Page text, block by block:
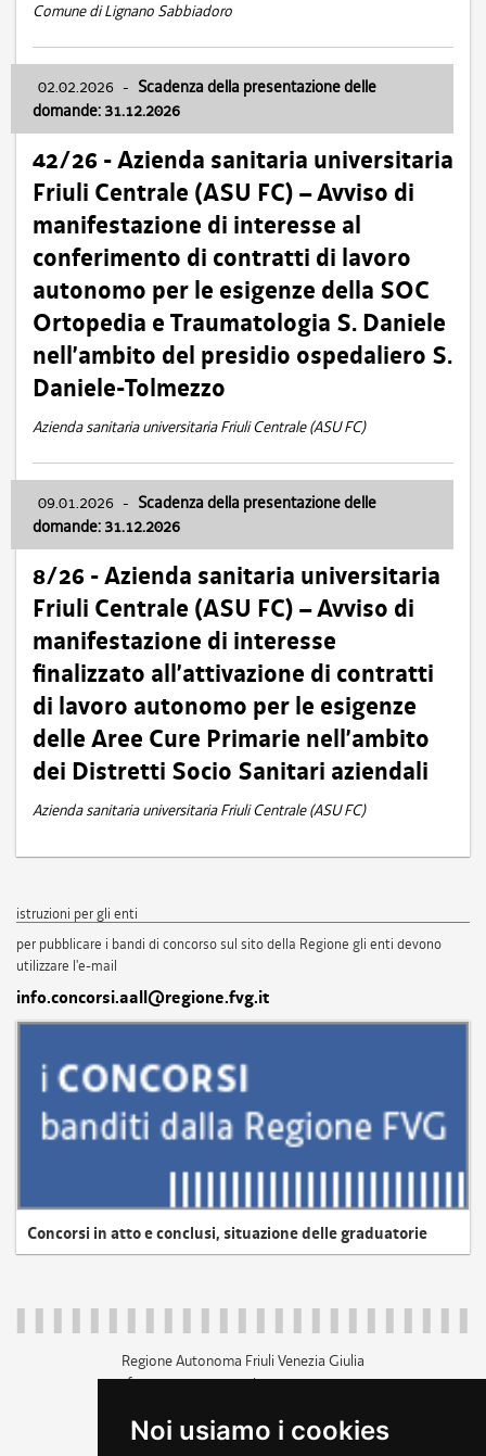
Noi usiamo i cookies
Comune di Lignano Sabbiadoro
02.02.2026 - Scadenza della presentazione delle
domande: 31.12.2026
42/26 - Azienda sanitaria universitaria
Friuli Centrale (ASU FC) – Avviso di
manifestazione di interesse al
conferimento di contratti di lavoro
autonomo per le esigenze della SOC
Ortopedia e Traumatologia S. Daniele
nell’ambito del presidio ospedaliero S.
Daniele-Tolmezzo
Azienda sanitaria universitaria Friuli Centrale (ASU FC)
09.01.2026 - Scadenza della presentazione delle
domande: 31.12.2026
8/26 - Azienda sanitaria universitaria
Friuli Centrale (ASU FC) – Avviso di
manifestazione di interesse
finalizzato all’attivazione di contratti
di lavoro autonomo per le esigenze
delle Aree Cure Primarie nell’ambito
dei Distretti Socio Sanitari aziendali
Azienda sanitaria universitaria Friuli Centrale (ASU FC)
istruzioni per gli enti
per pubblicare i bandi di concorso sul sito della Regione gli enti devono
utilizzare l'e-mail
info.concorsi.aall@regione.fvg.it
Concorsi in atto e conclusi, situazione delle graduatorie
Regione Autonoma Friuli Venezia Giulia
c.f. 80014930327; p.iva 00526040324
+39 040 3771111